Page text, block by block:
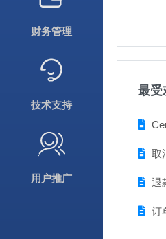
财务管理
技术支持
用户推广
最受
取
退
订